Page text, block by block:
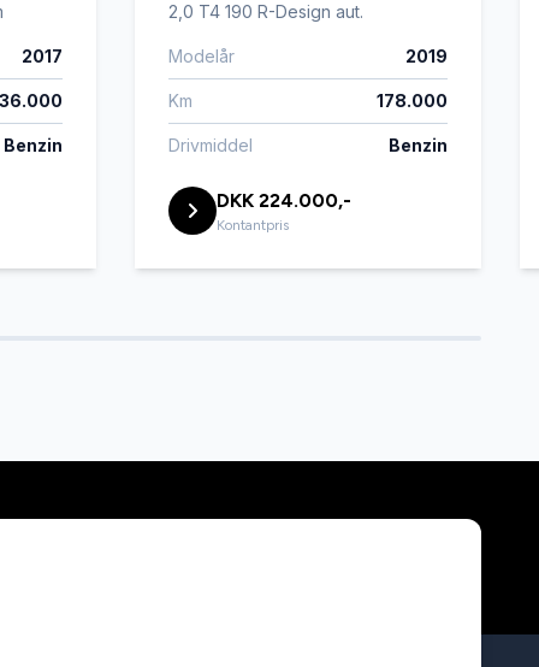
2017
Benzin
2,0 T4 190 R-Design aut.
Modelår 2019
Km 178.000
Drivmiddel Benzin
DKK 224.000,-
Kontantpris